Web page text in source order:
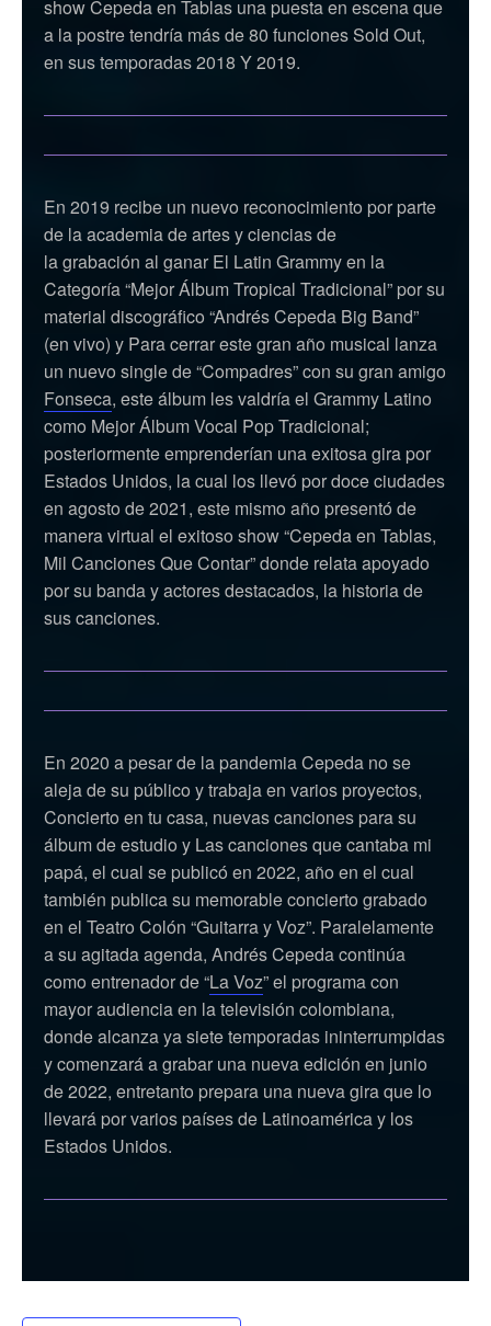
show Cepeda en Tablas una puesta en escena que
a la postre tendría más de 80 funciones Sold Out,
en sus temporadas 2018 Y 2019.
En 2019 recibe un nuevo reconocimiento por parte
de la academia de artes y ciencias de
la grabación al ganar El Latin Grammy en la
Categoría “Mejor Álbum Tropical Tradicional” por su
material discográfico “Andrés Cepeda Big Band”
(en vivo) y Para cerrar este gran año musical lanza
un nuevo single de “Compadres” con su gran amigo
Fonseca, este álbum les valdría el Grammy Latino
como Mejor Álbum Vocal Pop Tradicional;
posteriormente emprenderían una exitosa gira por
Estados Unidos, la cual los llevó por doce ciudades
en agosto de 2021, este mismo año presentó de
manera virtual el exitoso show “Cepeda en Tablas,
Mil Canciones Que Contar” donde relata apoyado
por su banda y actores destacados, la historia de
sus canciones.
En 2020 a pesar de la pandemia Cepeda no se
aleja de su público y trabaja en varios proyectos,
Concierto en tu casa, nuevas canciones para su
álbum de estudio y Las canciones que cantaba mi
papá, el cual se publicó en 2022, año en el cual
también publica su memorable concierto grabado
en el Teatro Colón “Guitarra y Voz”. Paralelamente
a su agitada agenda, Andrés Cepeda continúa
como entrenador de “La Voz” el programa con
mayor audiencia en la televisión colombiana,
donde alcanza ya siete temporadas ininterrumpidas
y comenzará a grabar una nueva edición en junio
de 2022, entretanto prepara una nueva gira que lo
llevará por varios países de Latinoamérica y los
Estados Unidos.